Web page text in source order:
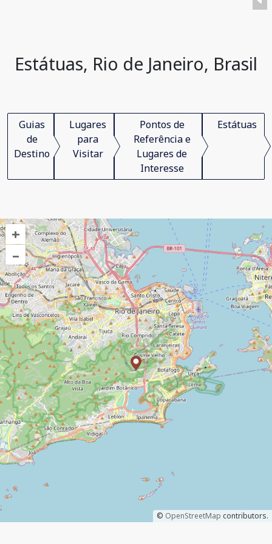
Estátuas, Rio de Janeiro, Brasil
Guias
de
Destino
Lugares
para
Visitar
Pontos de
Referência e
Lugares de
Interesse
Estátuas
+
–
© OpenStreetMap contributors.